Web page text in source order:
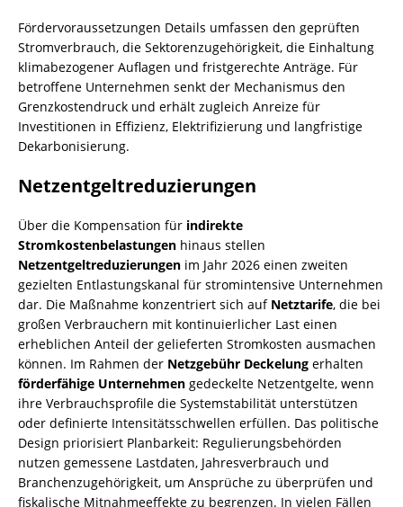
Fördervoraussetzungen Details umfassen den geprüften
Stromverbrauch, die Sektorenzugehörigkeit, die Einhaltung
klimabezogener Auflagen und fristgerechte Anträge. Für
betroffene Unternehmen senkt der Mechanismus den
Grenzkostendruck und erhält zugleich Anreize für
Investitionen in Effizienz, Elektrifizierung und langfristige
Dekarbonisierung.
Netzentgeltreduzierungen
Über die Kompensation für indirekte
Stromkostenbelastungen hinaus stellen
Netzentgeltreduzierungen im Jahr 2026 einen zweiten
gezielten Entlastungskanal für stromintensive Unternehmen
dar. Die Maßnahme konzentriert sich auf Netztarife, die bei
großen Verbrauchern mit kontinuierlicher Last einen
erheblichen Anteil der gelieferten Stromkosten ausmachen
können. Im Rahmen der Netzgebühr Deckelung erhalten
förderfähige Unternehmen gedeckelte Netzentgelte, wenn
ihre Verbrauchsprofile die Systemstabilität unterstützen
oder definierte Intensitätsschwellen erfüllen. Das politische
Design priorisiert Planbarkeit: Regulierungsbehörden
nutzen gemessene Lastdaten, Jahresverbrauch und
Branchenzugehörigkeit, um Ansprüche zu überprüfen und
fiskalische Mitnahmeeffekte zu begrenzen. In vielen Fällen